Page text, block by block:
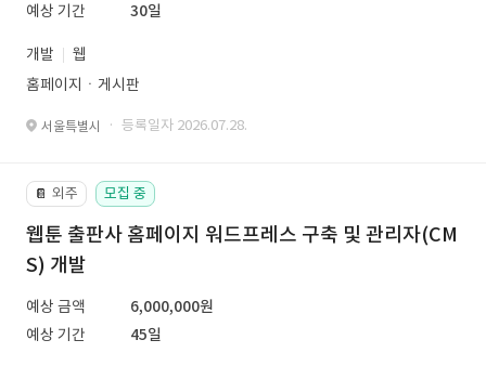
예상 기간
30일
개발
웹
홈페이지ㆍ게시판
서울특별시 · 등록일자 2026.07.28.
📔 외주 모집 중
웹툰 출판사 홈페이지 워드프레스 구축 및 관리자(CM
S) 개발
예상 금액
6,000,000원
예상 기간
45일